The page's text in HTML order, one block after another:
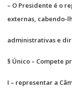
– O Presidente é o
externas, cabendo-
administrativas e
§ Único – Compete
I – representar a